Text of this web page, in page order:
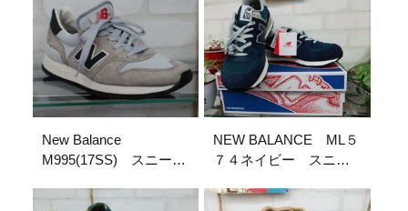
New Balance
M995(17SS) スニーカ
NEW BALANCE ML５
７４ネイビー スニー